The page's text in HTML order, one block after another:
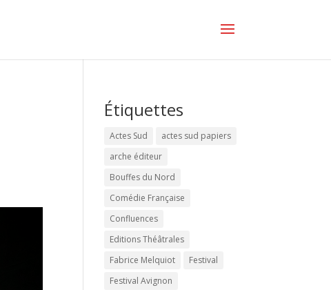
Étiquettes
Actes Sud
actes sud papiers
arche éditeur
Bouffes du Nord
Comédie Française
Confluences
Editions Théâtrales
Fabrice Melquiot
Festival
Festival Avignon